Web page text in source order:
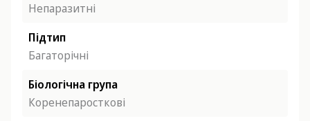
Непаразитні
Підтип
Багаторічні
Біологічна група
Коренепаросткові